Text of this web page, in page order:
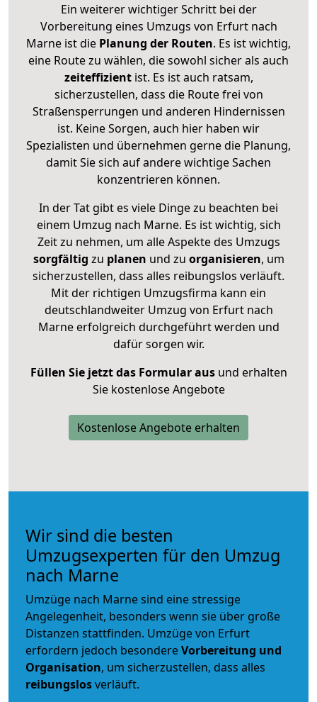
Ein weiterer wichtiger Schritt bei der
Vorbereitung eines Umzugs von Erfurt nach
Marne ist die Planung der Routen. Es ist wichtig,
eine Route zu wählen, die sowohl sicher als auch
zeiteffizientist. Es ist auch ratsam,
sicherzustellen, dass die Route frei von
Straßensperrungen und anderen Hindernissen
ist. Keine Sorgen, auch hier haben wir
Spezialisten und übernehmen gerne die Planung,
damit Sie sich auf andere wichtige Sachen
konzentrieren können.
In der Tat gibt es viele Dinge zu beachten bei
einem Umzug nach Marne. Es ist wichtig, sich
Zeit zu nehmen, um alle Aspekte des Umzugs
sorgfältig zu planen und zu organisieren, um
sicherzustellen, dass alles reibungslos verläuft.
Mit der richtigen Umzugsfirma kann ein
deutschlandweiter Umzug von Erfurt nach
Marne erfolgreich durchgeführt werden und
dafür sorgen wir.
Füllen Sie jetzt das Formular ausund erhalten
Sie kostenlose Angebote
Kostenlose Angebote erhalten
Wir sind die besten
Umzugsexperten für den Umzug
nach Marne
Umzüge nach Marne sind eine stressige
Angelegenheit, besonders wenn sie über große
Distanzen stattfinden. Umzüge von Erfurt
erfordern jedoch besondereVorbereitung und
Organisation, um sicherzustellen, dass alles
reibungslosverläuft.